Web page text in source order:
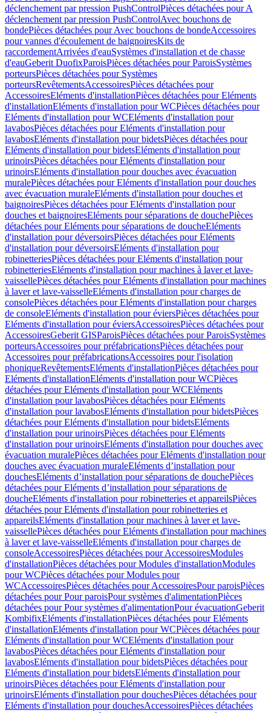
déclenchement par pression PushControlPièces détachées pour A
déclenchement par pression PushControlAvec bouchons de
bondePièces détachées pour Avec bouchons de bondeAccessoires
pour vannes d'écoulement de baignoiresKits de
raccordementArrivées d'eauSystèmes d'installation et de chasse
d'eauGeberit DuofixParoisPièces détachées pour ParoisSystèmes
porteursPièces détachées pour Systèmes
porteursRevêtementsAccessoiresPièces détachées pour
AccessoiresEléments d'installationPièces détachées pour Eléments
d'installationEléments d'installation pour WCPièces détachées pour
Eléments d'installation pour WCEléments d'installation pour
lavabosPièces détachées pour Eléments d'installation pour
lavabosEléments d'installation pour bidetsPièces détachées pour
Eléments d'installation pour bidetsEléments d'installation pour
urinoirsPièces détachées pour Eléments d'installation pour
urinoirsEléments d'installation pour douches avec évacuation
muralePièces détachées pour Eléments d'installation pour douches
avec évacuation muraleEléments d'installation pour douches et
baignoiresPièces détachées pour Eléments d'installation pour
douches et baignoiresEléments pour séparations de douchePièces
détachées pour Eléments pour séparations de doucheEléments
d'installation pour déversoirsPièces détachées pour Eléments
d'installation pour déversoirsEléments d'installation pour
robinetteriesPièces détachées pour Eléments d'installation pour
robinetteriesEléments d'installation pour machines à laver et lave-
vaissellePièces détachées pour Eléments d'installation pour machines
à laver et lave-vaisselleEléments d'installation pour charges de
consolePièces détachées pour Eléments d'installation pour charges
de consoleEléments d'installation pour éviersPièces détachées pour
Eléments d'installation pour éviersAccessoiresPièces détachées pour
AccessoiresGeberit GISParoisPièces détachées pour ParoisSystèmes
porteursAccessoires pour préfabricationsPièces détachées pour
Accessoires pour préfabricationsAccessoires pour l'isolation
phoniqueRevêtementsEléments d'installationPièces détachées pour
Eléments d'installationEléments d'installation pour WCPièces
détachées pour Eléments d'installation pour WCEléments
d'installation pour lavabosPièces détachées pour Eléments
d'installation pour lavabosEléments d'installation pour bidetsPièces
détachées pour Eléments d'installation pour bidetsEléments
d'installation pour urinoirsPièces détachées pour Eléments
d'installation pour urinoirsEléments d'installation pour douches avec
évacuation muralePièces détachées pour Eléments d'installation pour
douches avec évacuation muraleEléments d’installation pour
douchesEléments d’installation pour séparations de douchePièces
détachées pour Eléments d’installation pour séparations de
doucheEléments d'installation pour robinetteries et appareilsPièces
détachées pour Eléments d'installation pour robinetteries et
appareilsEléments d'installation pour machines à laver et lave-
vaissellePièces détachées pour Eléments d'installation pour machines
à laver et lave-vaisselleEléments d'installation pour charges de
consoleAccessoiresPièces détachées pour AccessoiresModules
d'installationPièces détachées pour Modules d'installationModules
pour WCPièces détachées pour Modules pour
WCAccessoiresPièces détachées pour AccessoiresPour paroisPièces
détachées pour Pour paroisPour systèmes d'alimentationPièces
détachées pour Pour systèmes d'alimentationPour évacuationGeberit
KombifixEléments d'installationPièces détachées pour Eléments
d'installationEléments d'installation pour WCPièces détachées pour
Eléments d'installation pour WCEléments d'installation pour
lavabosPièces détachées pour Eléments d'installation pour
lavabosEléments d'installation pour bidetsPièces détachées pour
Eléments d'installation pour bidetsEléments d'installation pour
urinoirsPièces détachées pour Eléments d'installation pour
urinoirsEléments d'installation pour douchesPièces détachées pour
Eléments d'installation pour douchesAccessoiresPièces détachées